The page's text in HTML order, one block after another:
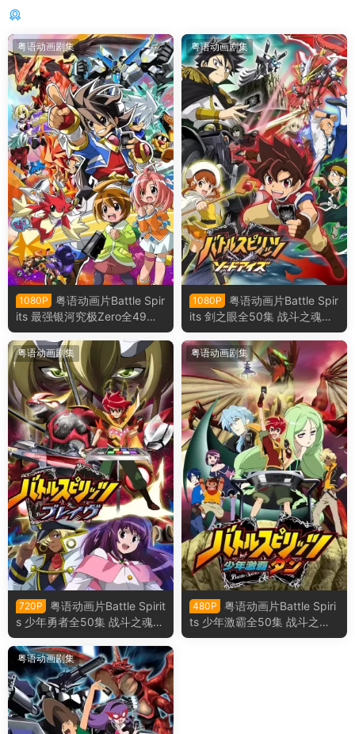
粤语动画剧集
1080P
粤语动画片Battle Spir
its 最强银河究极Zero全49集
战斗之魂：最强银河究极Zero
粤语版
粤语动画剧集
1080P
粤语动画片Battle Spir
its 剑之眼全50集 战斗之魂：
剑之眼粤语版
粤语动画剧集
720P
粤语动画片Battle Spirit
s 少年勇者全50集 战斗之魂：
Brave粤语版
粤语动画剧集
480P
粤语动画片Battle Spiri
ts 少年激霸全50集 战斗之
魂：少年激霸弹粤语版
粤语动画剧集